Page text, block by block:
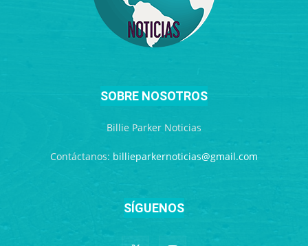
SOBRE NOSOTROS
Billie Parker Noticias
Contáctanos: billieparkernoticias@gmail.com
SÍGUENOS